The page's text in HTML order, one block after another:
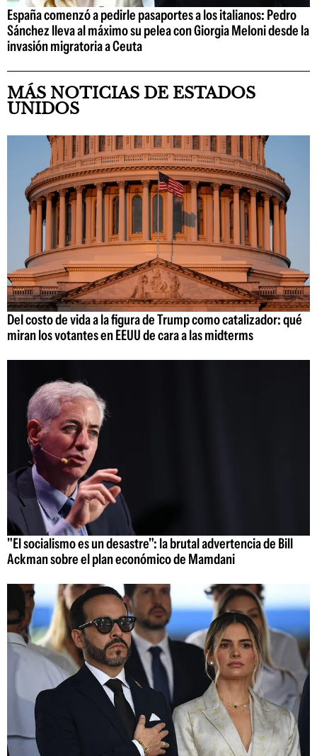
España comenzó a pedirle pasaportes a los italianos: Pedro
Sánchez lleva al máximo su pelea con Giorgia Meloni desde la
invasión migratoria a Ceuta
MÁS NOTICIAS DE ESTADOS
UNIDOS
Del costo de vida a la figura de Trump como catalizador: qué
miran los votantes en EEUU de cara a las midterms
"El socialismo es un desastre": la brutal advertencia de Bill
Ackman sobre el plan económico de Mamdani